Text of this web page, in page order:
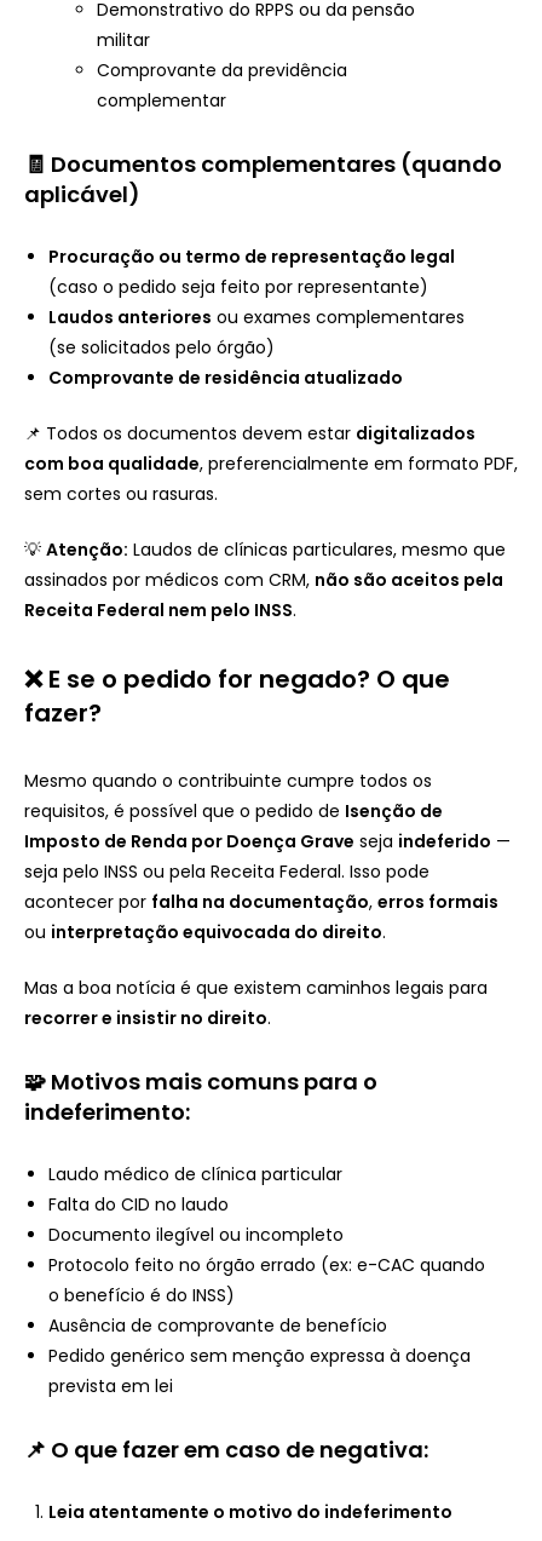
Demonstrativo do RPPS ou da pensão
militar
Comprovante da previdência
complementar
🧾 Documentos complementares (quando
aplicável)
Procuração ou termo de representação legal
(caso o pedido seja feito por representante)
Laudos anteriores ou exames complementares
(se solicitados pelo órgão)
Comprovante de residência atualizado
📌 Todos os documentos devem estar digitalizados
com boa qualidade, preferencialmente em formato PDF,
sem cortes ou rasuras.
💡 Atenção: Laudos de clínicas particulares, mesmo que
assinados por médicos com CRM, não são aceitos pela
Receita Federal nem pelo INSS.
❌ E se o pedido for negado? O que
fazer?
Mesmo quando o contribuinte cumpre todos os
requisitos, é possível que o pedido de Isenção de
Imposto de Renda por Doença Grave seja indeferido —
seja pelo INSS ou pela Receita Federal. Isso pode
acontecer por falha na documentação, erros formais
ou interpretação equivocada do direito.
Mas a boa notícia é que existem caminhos legais para
recorrer e insistir no direito.
🧩 Motivos mais comuns para o
indeferimento:
Laudo médico de clínica particular
Falta do CID no laudo
Documento ilegível ou incompleto
Protocolo feito no órgão errado (ex: e-CAC quando
o benefício é do INSS)
Ausência de comprovante de benefício
Pedido genérico sem menção expressa à doença
prevista em lei
📌 O que fazer em caso de negativa:
Leia atentamente o motivo do indeferimento